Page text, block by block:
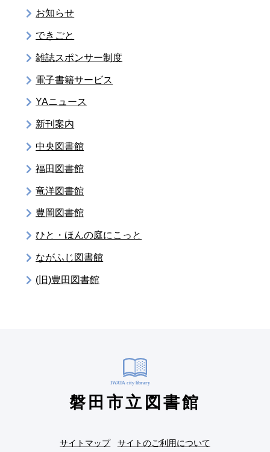
お知らせ
できごと
雑誌スポンサー制度
電子書籍サービス
YAニュース
新刊案内
中央図書館
福田図書館
竜洋図書館
豊岡図書館
ひと・ほんの庭にこっと
ながふじ図書館
(旧)豊田図書館
磐田市立図書館
サイトマップ サイトのご利用について